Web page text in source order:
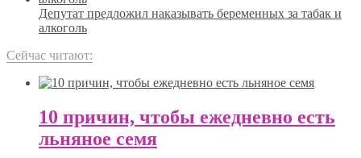
Депутат предложил наказывать беременных за табак и
алкоголь
Сейчас читают:
10 причин, чтобы ежедневно есть
льняное семя